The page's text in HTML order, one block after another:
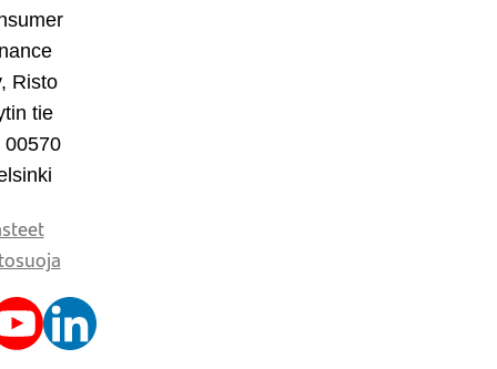
Risto
tie
00570